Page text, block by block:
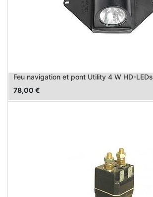
Feu navigation et pont Utility 4 W HD-LEDs
78,00 €